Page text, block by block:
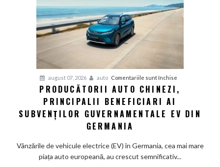
BMW
renunță
și
100%
august 07, 2026 auto Comentariile sunt închise
chinezi,
PRODUCĂTORII AUTO CHINEZI,
PRINCIPALII BENEFICIARI AI
SUBVENȚILOR GUVERNAMENTALE EV DIN
GERMANIA
Vânzările de vehicule electrice (EV) în Germania, cea mai mare
piața auto europeană, au crescut semnificativ...